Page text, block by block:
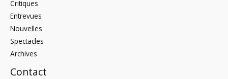
Critiques
Entrevues
Nouvelles
Spectacles
Archives
Contact